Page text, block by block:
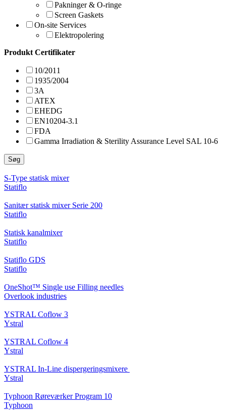
Pakninger & O-ringe
Screen Gaskets
On-site Services
Elektropolering
Produkt Certifikater
10/2011
1935/2004
3A
ATEX
EHEDG
EN10204-3.1
FDA
Gamma Irradiation & Sterility Assurance Level SAL 10-6
Søg
S-Type statisk mixer
Statiflo
Sanitær statisk mixer Serie 200
Statiflo
Statisk kanalmixer
Statiflo
Statiflo GDS
Statiflo
OneShot™ Single use Filling needles
Overlook industries
YSTRAL Coflow 3
Ystral
YSTRAL Coflow 4
Ystral
YSTRAL In-Line dispergeringsmixere ‍‍
Ystral
Typhoon Røreværker Program 10
Typhoon